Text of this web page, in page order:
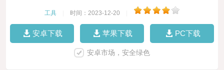
工具 时间：2023-12-20
安卓下载 苹果下载 PC下载
安卓市场，安全绿色